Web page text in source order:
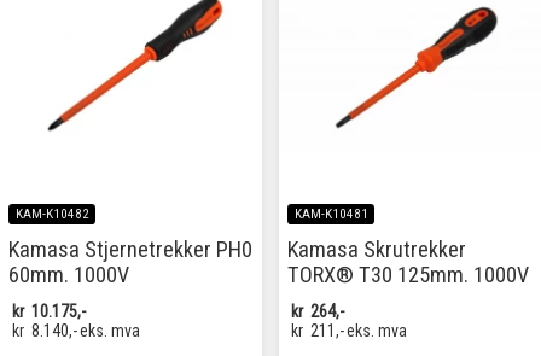
KAM-K10482
Kamasa Stjernetrekker PH0
60mm. 1000V
kr 10.175,-
kr 8.140,-eks. mva
KAM-K10481
Kamasa Skrutrekker
TORX® T30 125mm. 1000V
kr 264,-
kr 211,-eks. mva